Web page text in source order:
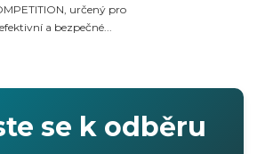
určený pro
efektivní a bezpečné...
se k odběru